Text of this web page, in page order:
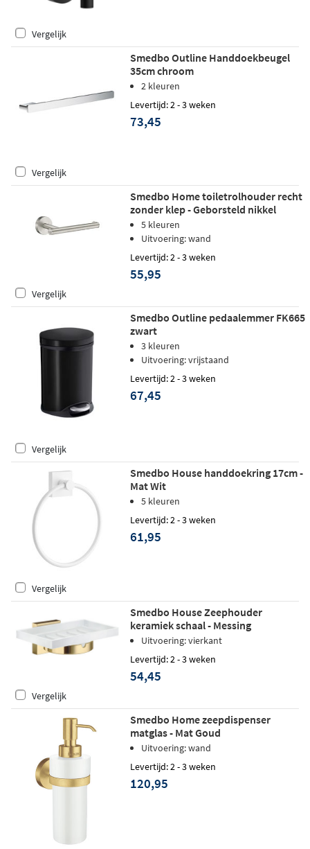
Vergelijk
Smedbo Outline Handdoekbeugel
35cm chroom
2 kleuren
Levertijd: 2 - 3 weken
73,45
Vergelijk
Smedbo Home toiletrolhouder recht
zonder klep - Geborsteld nikkel
5 kleuren
Uitvoering: wand
Levertijd: 2 - 3 weken
55,95
Vergelijk
Smedbo Outline pedaalemmer FK665
zwart
3 kleuren
Uitvoering: vrijstaand
Levertijd: 2 - 3 weken
67,45
Vergelijk
Smedbo House handdoekring 17cm -
Mat Wit
5 kleuren
Levertijd: 2 - 3 weken
61,95
Vergelijk
Smedbo House Zeephouder
keramiek schaal - Messing
Uitvoering: vierkant
Levertijd: 2 - 3 weken
54,45
Vergelijk
Smedbo Home zeepdispenser
matglas - Mat Goud
Uitvoering: wand
Levertijd: 2 - 3 weken
120,95